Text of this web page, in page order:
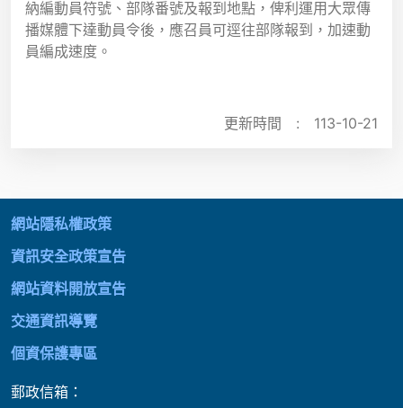
納編動員符號、部隊番號及報到地點，俾利運用大眾傳
播媒體下達動員令後，應召員可逕往部隊報到，加速動
員編成速度。
更新時間 : 113-10-21
網站隱私權政策
資訊安全政策宣告
網站資料開放宣告
交通資訊導覽
個資保護專區
郵政信箱：